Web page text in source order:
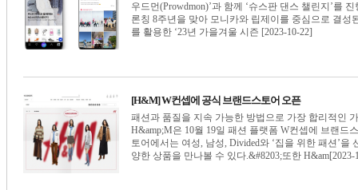
우드먼(Prowdmon)’과 함께 ‘슈스판 댄스 챌린지’를
론칭 8주년을 맞아 모니카와 립제이를 중심으로 결
를 활용한 ‘23년 가을겨울 시즌 [2023-10-22]
[H&M] W컨셉에 공식 브랜드스토어 오픈
패션과 품질을 지속 가능한 방법으로 가장 합리적인
H&amp;M은 10월 19일 패션 플랫폼 W컨셉에 브랜드
토어에서는 여성, 남성, Divided와 ‘집을 위한 패션’
양한 상품을 만나볼 수 있다.&#8203;또한 H&am[2023-